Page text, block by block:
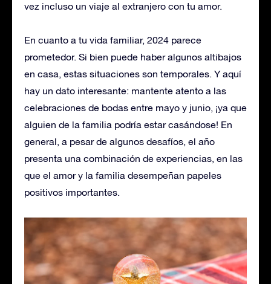
vez incluso un viaje al extranjero con tu amor.
En cuanto a tu vida familiar, 2024 parece
prometedor. Si bien puede haber algunos altibajos
en casa, estas situaciones son temporales. Y aquí
hay un dato interesante: mantente atento a las
celebraciones de bodas entre mayo y junio, ¡ya que
alguien de la familia podría estar casándose! En
general, a pesar de algunos desafíos, el año
presenta una combinación de experiencias, en las
que el amor y la familia desempeñan papeles
positivos importantes.